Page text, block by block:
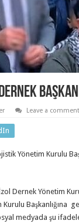
Leave a comment
Yönetim Kurulu
Dernek Yönetim
Başkanlığına
medyada şu